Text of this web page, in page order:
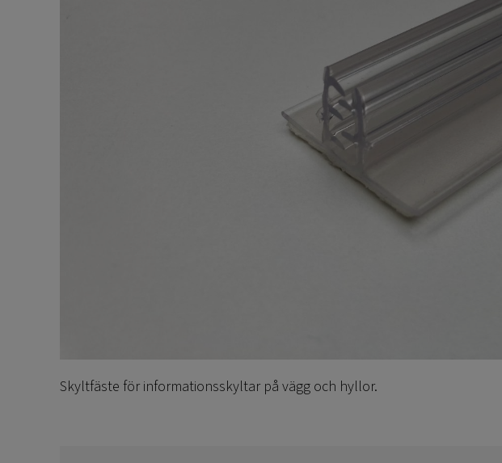
Skyltfäste för informationsskyltar på vägg och hyllor.